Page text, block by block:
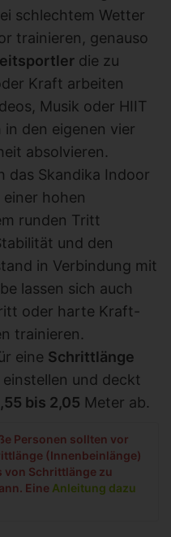
schlechtem Wetter
trainieren, genauso
die zu
Kraft arbeiten
Musik oder HIIT
den eigenen vier
absolvieren.
das Skandika Indoor
hohen
runden Tritt
und den
in Verbindung mit
lassen sich auch
oder harte Kraft-
trainieren.
eine Schrittlänge
und deckt
bis 2,05 Meter ab.
Personen sollten vor
(Innenbeinlänge)
von Schrittlänge zu
Eine Anleitung dazu